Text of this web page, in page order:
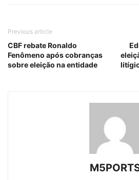
Previous article
CBF rebate Ronaldo
Fenômeno após cobranças
sobre eleição na entidade